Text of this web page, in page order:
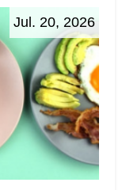
Jul. 20, 2026